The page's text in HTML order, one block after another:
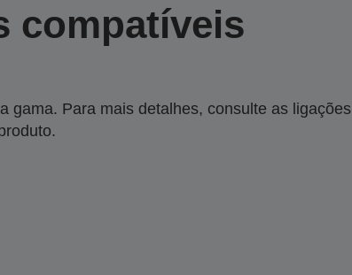
compatíveis
gama. Para mais detalhes, consulte as ligações